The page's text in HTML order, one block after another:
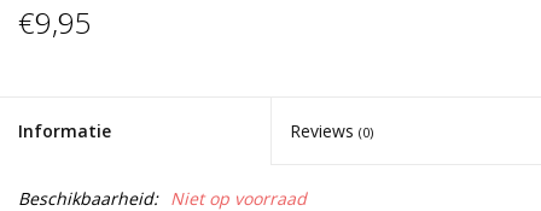
€9,95
Informatie Reviews (0)
Beschikbaarheid: Niet op voorraad